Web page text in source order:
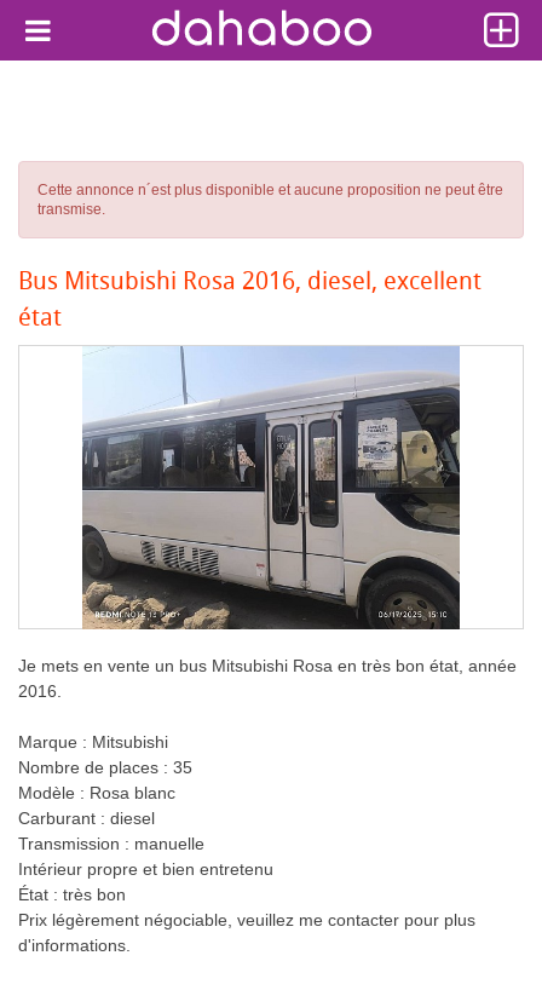
Cette annonce n´est plus disponible et aucune proposition ne peut être
transmise.
Bus Mitsubishi Rosa 2016, diesel, excellent
état
Je mets en vente un bus Mitsubishi Rosa en très bon état, année
2016.
Marque : Mitsubishi
Nombre de places : 35
Modèle : Rosa blanc
Carburant : diesel
Transmission : manuelle
Intérieur propre et bien entretenu
État : très bon
Prix légèrement négociable, veuillez me contacter pour plus
d'informations.